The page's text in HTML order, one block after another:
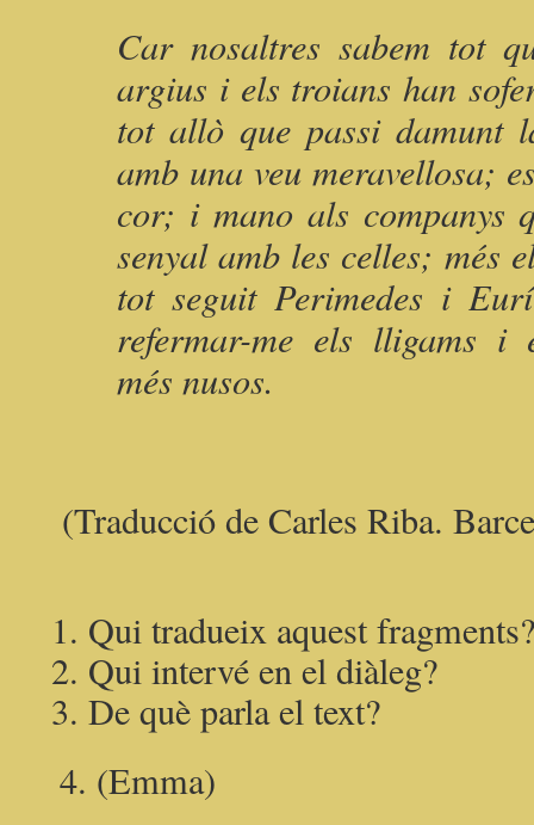
Car nosaltres sabem tot
argius i els troians han
tot allò que passi damunt
amb una veu meravellosa;
cor; i mano als companys
senyal amb les celles; més
tot seguit Perimedes i
refermar-me els lligams i
més nusos.
(Traducció de Carles Riba.
Qui tradueix aquest fragments?
Qui intervé en el diàleg?
De què parla el text?
4. (Emma)